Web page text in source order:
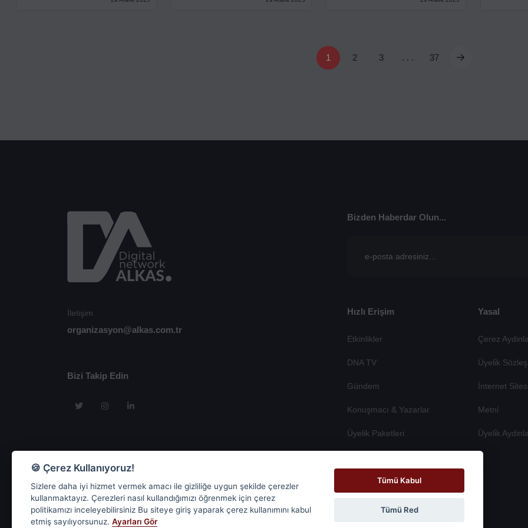
1 2 3 . . . 37
İletişim
organizasyon@alkas.com.tr
Bizi Takip Edin
Bizden Haberdar Olun...
Hızlı Erişim
Etkinlikler
DNA TV
Gündem
Konuşmacı & Yazarlar
Üyelik Paketleri
Yasal
Çerez
Üyeli̇k
İnternet
Metni̇
Üyeli̇k
🍪 Çerez Kullanıyoruz!
Sizlere daha iyi hizmet vermek amacı ile gizliliğe uygun şekilde çerezler
kullanmaktayız. Çerezleri nasıl kullandığımızı öğrenmek için çerez
politikamızı inceleyebilirsiniz Bu siteye giriş yaparak çerez kullanımını kabul
etmiş sayılıyorsunuz. Ayarları Gör
Tümü Kabul
Tümü Red